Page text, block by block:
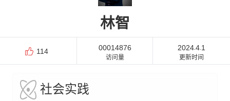
林智
114 00014876
访问量
2024-4-1
更新时间
社会实践